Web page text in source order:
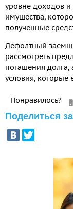
уровне доходов и
имущества,
полученные
Дефолтный
рассмотреть
погашения долга,
условия, которые
Понравилось?
Поделиться